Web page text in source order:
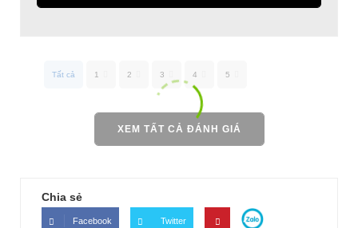
Tất cả 1 2 3 4 5
XEM TẤT CẢ ĐÁNH GIÁ
Chia sẻ
Facebook Twitter